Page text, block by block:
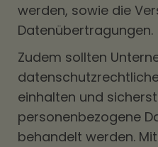
werden, sowie die
Datenübertragungen.
Zudem sollten
einhalten und
personenbezogene
behandelt werden.